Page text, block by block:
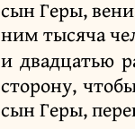
сын Геры,
ним тысяча
и двадцатью
сторону,
сын Геры,